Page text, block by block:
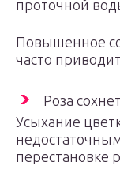
проточной
Повышенное
часто
Роза сохнет
Усыхание
перестановке